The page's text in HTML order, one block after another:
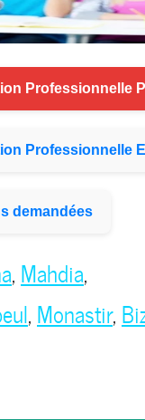
Professionnelle
Professionnelle
demandées
, Mahdia,
, Monastir,